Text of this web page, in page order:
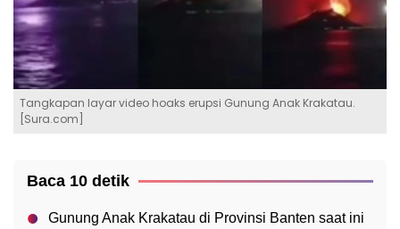
Tangkapan layar video hoaks erupsi Gunung Anak Krakatau.
[Sura.com]
Baca 10 detik
Gunung Anak Krakatau di Provinsi Banten saat ini